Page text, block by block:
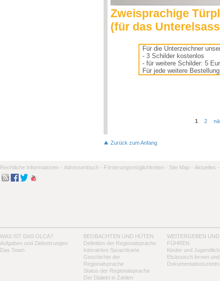
Zweisprachige
(für das
Für die Unterzeichner
- 3 Schilder kostenlos
- für weitere Schilder: 5
Für jede weitere
1 2
Zurück zum Anfang
Rechtliche Informationen - Adressenbuch - Förderungsmöglichkeiten - Site Map - Aktuelles -
WAS IST DAS OLCA?
Aufgaben und Zielsetzungen
Das Team
BEOBACHTEN UND HÜTEN
Definition der Regionalsprache
Interaktive Sprachkarte
Geschichte der
Regionalsprache
Status der Regionalsprache
Der Dialekt in Zahlen
WEITERGEBEN UND
FÜHREN
Kinder und
Elsässisch lernen